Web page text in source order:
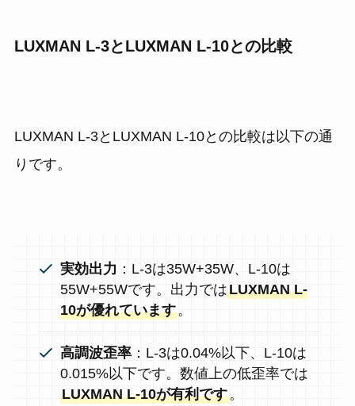
LUXMAN L-3とLUXMAN L-10との比較
LUXMAN L-3とLUXMAN L-10との比較は以下の通
りです。
実効出力 ：L-3は35W+35W、L-10は
55W+55Wです。出力ではLUXMAN L-
10が優れています。
高調波歪率 ：L-3は0.04%以下、L-10は
0.015%以下です。数値上の低歪率では
LUXMAN L-10が有利です。